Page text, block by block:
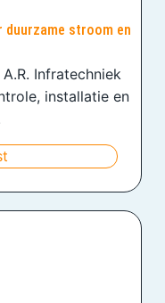
duurzame stroom en
Infratechniek
installatie en